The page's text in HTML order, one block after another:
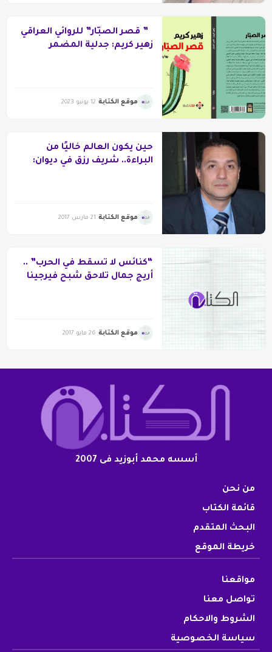
” قصر الصبّار” للروائي العراقي
زهير كريم: جدلية المضمر
موقع الكتابة 12 يونيو 2023
حين يكون العالم خاليًا من
البراءة.. شريف رزق في ديوان:
موقع الكتابة 21 مارس 2017
“كنائس لا تسقط في الحرب” ..
أريج جمال تلاحق شبح فيرجينا
موقع الكتابة 26 مايو 2017
أسسه محمد أبوزيد فى 2007
من نحن
قائمة الكتاب
البحث المتقدم
خريطة الموقع
مواقعنا
تواصل معنا
الشروط والاحكام
سياسة الخصوصية